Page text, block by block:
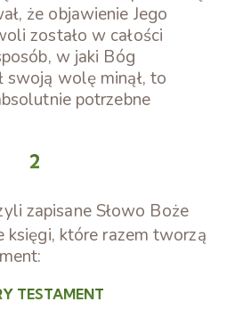
że objawienie Jego
zostało w całości
w jaki Bóg
swoją wolę minął, to
potrzebne
2
zapisane Słowo Boże
księgi, które razem tworzą
TESTAMENT